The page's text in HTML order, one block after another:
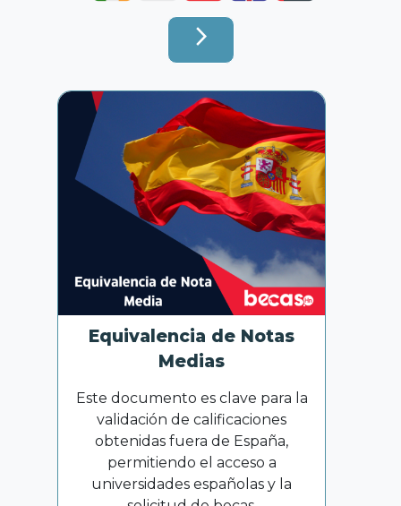
arrow_forward_ios
Equivalencia de Notas
Medias
Este documento es clave para la
validación de calificaciones
obtenidas fuera de España,
permitiendo el acceso a
universidades españolas y la